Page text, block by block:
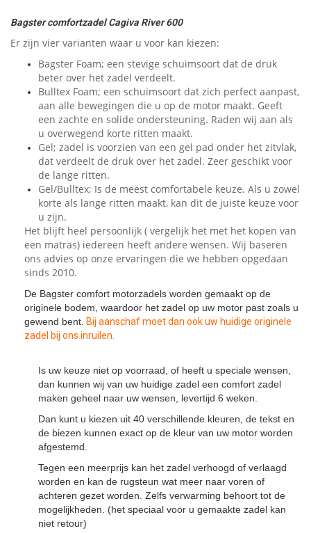
Bagster comfortzadel Cagiva River 600
Er zijn vier varianten waar u voor kan kiezen:
Bagster Foam; een stevige schuimsoort dat de druk
beter over het zadel verdeelt.
Bulltex Foam; een schuimsoort dat zich perfect aanpast,
aan alle bewegingen die u op de motor maakt. Geeft
een zachte en solide ondersteuning. Raden wij aan als
u overwegend korte ritten maakt.
Gel; zadel is voorzien van een gel pad onder het zitvlak,
dat verdeelt de druk over het zadel. Zeer geschikt voor
de lange ritten.
Gel/Bulltex; Is de meest comfortabele keuze. Als u zowel
korte als lange ritten maakt, kan dit de juiste keuze voor
u zijn.
Het blijft heel persoonlijk ( vergelijk het met het kopen van
een matras) iedereen heeft andere wensen. Wij baseren
ons advies op onze ervaringen die we hebben opgedaan
sinds 2010.
De Bagster comfort motorzadels worden gemaakt op de
originele bodem, waardoor het zadel op uw motor past zoals u
gewend bent. Bij aanschaf moet dan ook uw huidige originele
zadel bij ons inruilen.
Is uw keuze niet op voorraad, of heeft u speciale wensen,
dan kunnen wij van uw huidige zadel een comfort zadel
maken geheel naar uw wensen, levertijd 6 weken.
Dan kunt u kiezen uit 40 verschillende kleuren, de tekst en
de biezen kunnen exact op de kleur van uw motor worden
afgestemd.
Tegen een meerprijs kan het zadel verhoogd of verlaagd
worden en kan de rugsteun wat meer naar voren of
achteren gezet worden. Zelfs verwarming behoort tot de
mogelijkheden. (het speciaal voor u gemaakte zadel kan
niet retour)